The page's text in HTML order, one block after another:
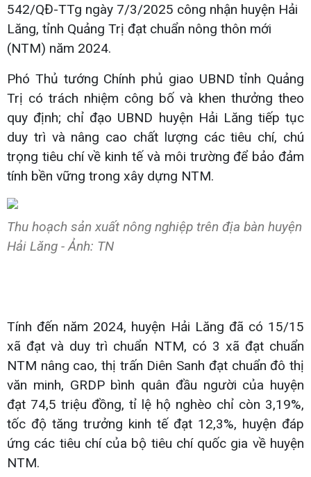
542/QĐ-TTg ngày 7/3/2025 công nhận huyện Hải
Lăng, tỉnh Quảng Trị đạt chuẩn nông thôn mới
(NTM) năm 2024.
Phó Thủ tướng Chính phủ giao UBND tỉnh Quảng
Trị có trách nhiệm công bố và khen thưởng theo
quy định; chỉ đạo UBND huyện Hải Lăng tiếp tục
duy trì và nâng cao chất lượng các tiêu chí, chú
trọng tiêu chí về kinh tế và môi trường để bảo đảm
tính bền vững trong xây dựng NTM.
Thu hoạch sản xuất nông nghiệp trên địa bàn huyện
Hải Lăng - Ảnh: TN
Tính đến năm 2024, huyện Hải Lăng đã có 15/15
xã đạt và duy trì chuẩn NTM, có 3 xã đạt chuẩn
NTM nâng cao, thị trấn Diên Sanh đạt chuẩn đô thị
văn minh, GRDP bình quân đầu người của huyện
đạt 74,5 triệu đồng, tỉ lệ hộ nghèo chỉ còn 3,19%,
tốc độ tăng trưởng kinh tế đạt 12,3%, huyện đáp
ứng các tiêu chí của bộ tiêu chí quốc gia về huyện
NTM.